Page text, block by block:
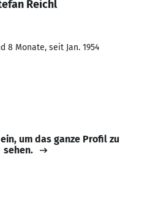
Reichl
8 Monate, seit Jan. 1954
um das ganze Profil zu
sehen.